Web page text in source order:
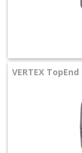
VERTEX